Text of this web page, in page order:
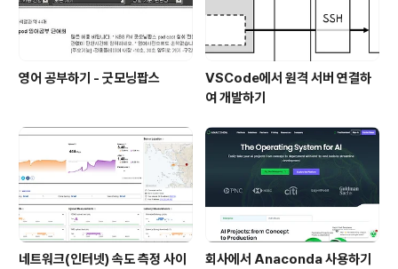
영어 공부하기 - 굿모닝팝스
VSCode에서 원격 서버 연결하
여 개발하기
네트워크(인터넷) 속도 측정 사이
회사에서 Anaconda 사용하기